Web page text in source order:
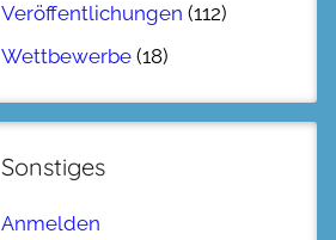
Veröffentlichungen (112)
Wettbewerbe (18)
Sonstiges
Anmelden